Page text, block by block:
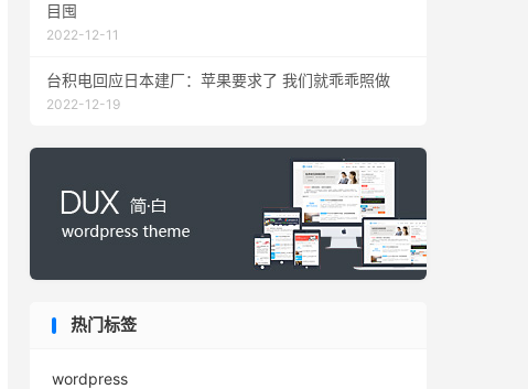
目囤
2022-12-11
台积电回应日本建厂：苹果要求了 我们就乖乖照做
2022-12-19
热门标签
wordpress